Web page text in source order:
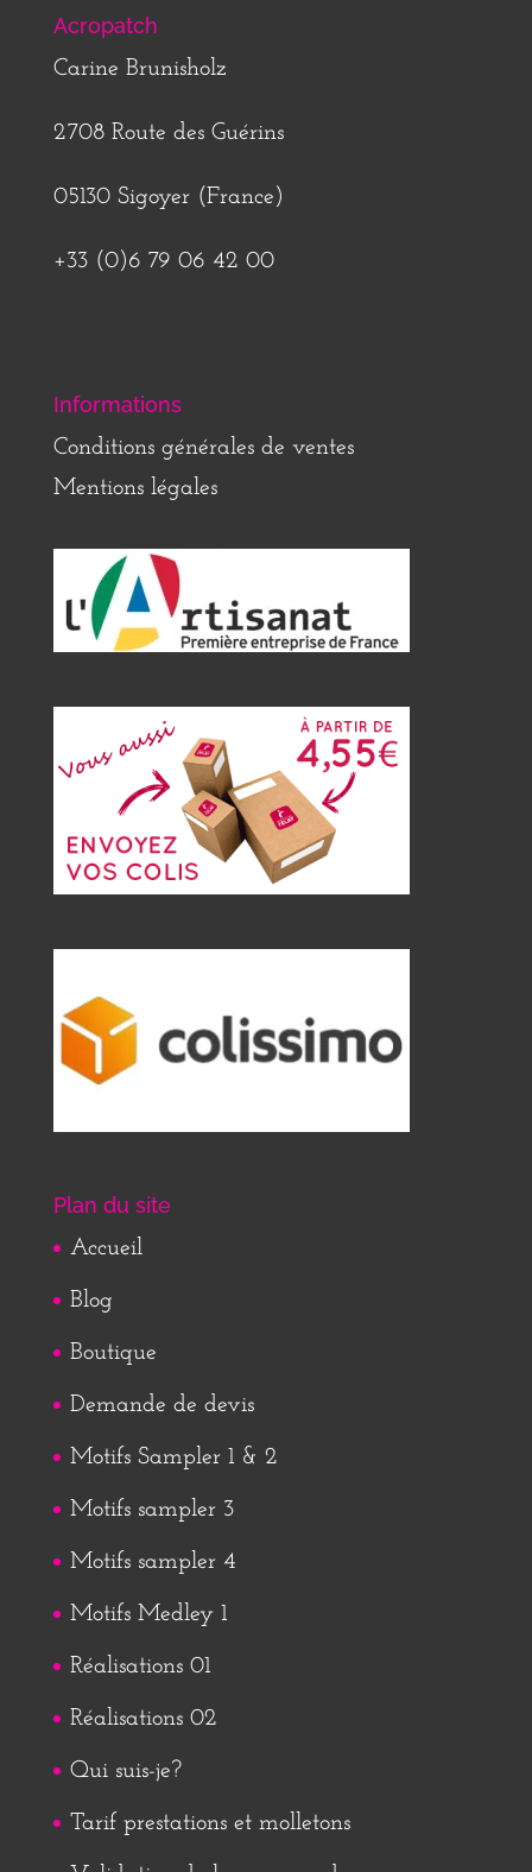
Acropatch
Carine Brunisholz
2708 Route des Guérins
05130 Sigoyer (France)
+33 (0)6 79 06 42 00
Informations
Conditions générales de ventes
Mentions légales
Plan du site
Accueil
Blog
Boutique
Demande de devis
Motifs Sampler 1 & 2
Motifs sampler 3
Motifs sampler 4
Motifs Medley 1
Réalisations 01
Réalisations 02
Qui suis-je?
Tarif prestations et molletons